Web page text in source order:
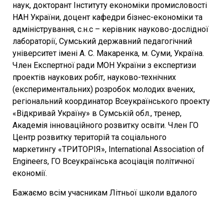
наук, докторант Інституту економіки промисловості
НАН України, доцент кафедри бізнес-економіки та
адміністрування, с.н.с – керівник науково-дослідної
лабораторії, Сумський державний педагогічний
університет імені А. С. Макаренка, м. Суми, Україна.
Член Експертної ради МОН України з експертизи
проектів наукових робіт, науково-технічних
(експериментальних) розробок молодих вчених,
регіональний координатор Всеукраїнського проекту
«Відкривай Україну» в Сумській обл., тренер,
Академія інноваційного розвитку освіти. Член ГО
Центр розвитку територій та соціального
маркетингу «ТРИТОРІЯ», International Association of
Engineers, ГО Всеукраїнська асоціація політичної
економії.
Бажаємо всім учасникам Літньої школи вдалого